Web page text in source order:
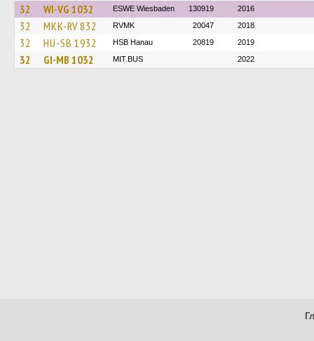
32 WI-VG 1032 ESWE Wiesbaden 130919 2016
32 MKK-RV 832 RVMK 20047 2018
32 HU-SB 1932 HSB Hanau 20819 2019
32 GI-MB 1032 MIT.BUS 2022